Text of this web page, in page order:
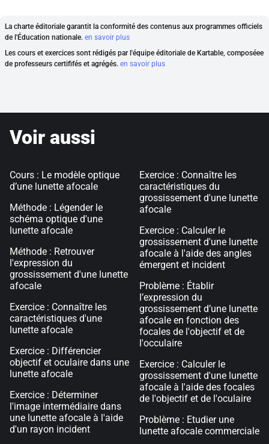
La charte éditoriale garantit la conformité des contenus aux programmes officiels
de l'Éducation nationale. en savoir plus
Les cours et exercices sont rédigés par l'équipe éditoriale de Kartable, composéee
de professeurs certififés et agrégés. en savoir plus
Voir aussi
Cours : Le modèle optique
d’une lunette afocale
Méthode : Légender le
schéma optique d'une
lunette afocale
Méthode : Retrouver
l'expression du
grossissement d'une lunette
afocale
Exercice : Connaître les
caractéristiques d'une
lunette afocale
Exercice : Différencier
objectif et oculaire dans une
lunette afocale
Exercice : Déterminer
l'image intermédiaire dans
une lunette afocale à l'aide
d'un rayon incident
Exercice : Connaître les
caractéristiques du
grossissement d'une lunette
afocale
Exercice : Calculer le
grossissement d'une lunette
afocale à l'aide des angles
émergent et incident
Problème : Établir
l’expression du
grossissement d’une lunette
afocale en fonction des
focales de l'objectif et de
l'occulaire
Exercice : Calculer le
grossissement d'une lunette
afocale à l'aide des focales
de l'objectif et de l'oculaire
Problème : Etudier une
lunette afocale commerciale